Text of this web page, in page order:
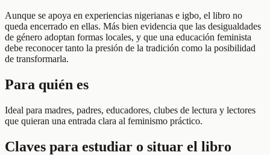
Aunque se apoya en experiencias nigerianas e igbo, el libro no
queda encerrado en ellas. Más bien evidencia que las desigualdades
de género adoptan formas locales, y que una educación feminista
debe reconocer tanto la presión de la tradición como la posibilidad
de transformarla.
Para quién es
Ideal para madres, padres, educadores, clubes de lectura y lectores
que quieran una entrada clara al feminismo práctico.
Claves para estudiar o situar el libro